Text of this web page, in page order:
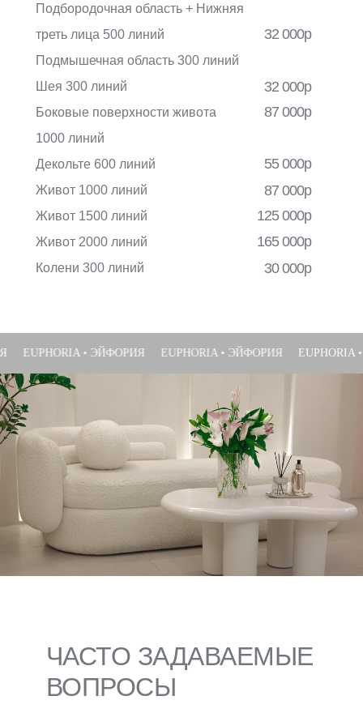
30 000р
165 000р
125 000р
87 000р
55 000р
87 000р
32 000р
32 000р
Подбородочная область + Нижняя
треть лица 500 линий
Подмышечная область 300 линий
Шея 300 линий
Боковые поверхности живота
1000 линий
Декольте 600 линий
Живот 1000 линий
Живот 1500 линий
Живот 2000 линий
Колени 300 линий
• ЭЙФОРИЯ EUPHORIA • ЭЙФОРИЯ EUPHORIA •
ЧАСТО ЗАДАВАЕМЫЕ
ВОПРОСЫ